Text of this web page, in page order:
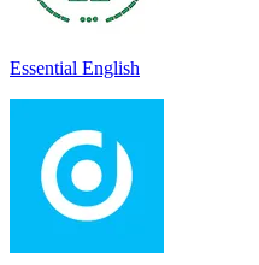
Essential English